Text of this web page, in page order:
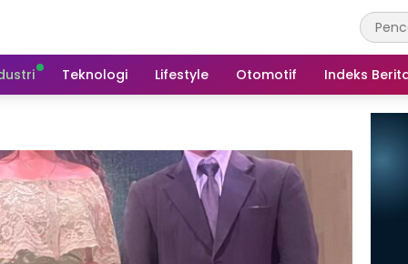
Teknologi Lifestyle Otomotif Indeks